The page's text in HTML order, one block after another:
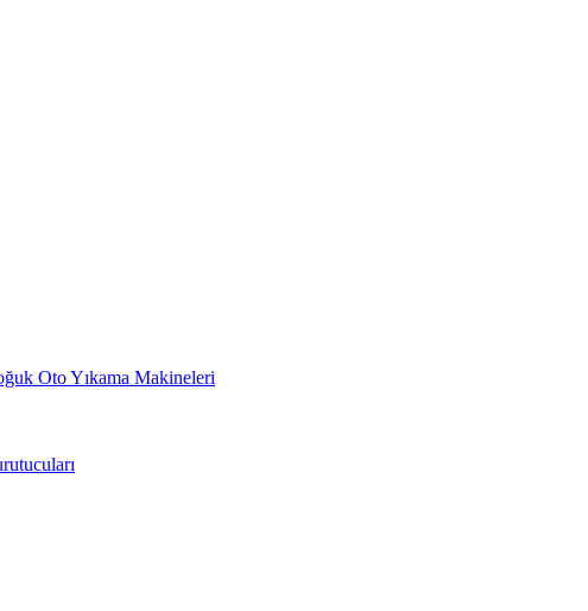
Oto Yıkama Makineleri